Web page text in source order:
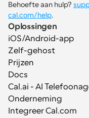
Behoefte aan hulp?
cal.com/help.
Oplossingen
iOS/Android-app
Zelf-gehost
Prijzen
Docs
Cal.ai - AI
Onderneming
Integreer Cal.com